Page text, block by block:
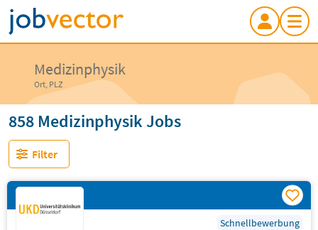
Medizinphysik
Ort, PLZ
858 Medizinphysik Jobs
Filter
Schnellbewerbung